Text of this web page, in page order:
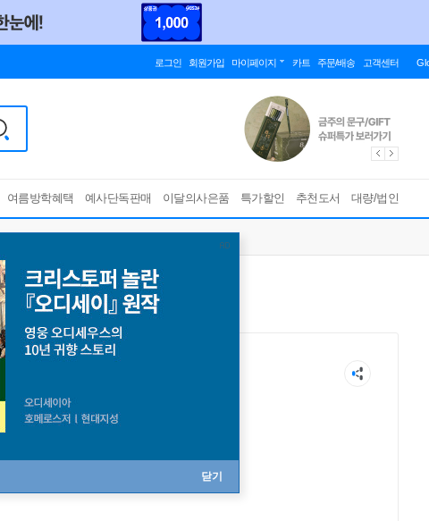
로그인 회원가입 마이페이지 카트 주문/배송 고객센터
여름방학혜택 예사단독판매 이달의사은품 특가할인 추천도서 대량/법인
닫기